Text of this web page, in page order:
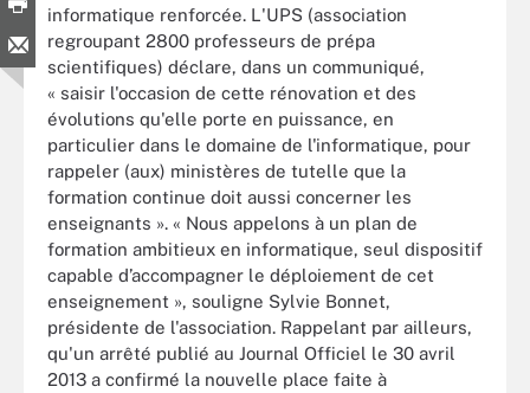
informatique renforcée. L'UPS (association
regroupant 2800 professeurs de prépa
scientifiques) déclare, dans un communiqué,
« saisir l'occasion de cette rénovation et des
évolutions qu'elle porte en puissance, en
particulier dans le domaine de l'informatique, pour
rappeler (aux) ministères de tutelle que la
formation continue doit aussi concerner les
enseignants ». « Nous appelons à un plan de
formation ambitieux en informatique, seul dispositif
capable d’accompagner le déploiement de cet
enseignement », souligne Sylvie Bonnet,
présidente de l'association. Rappelant par ailleurs,
qu'un arrêté publié au Journal Officiel le 30 avril
2013 a confirmé la nouvelle place faite à